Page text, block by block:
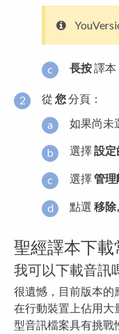
長按譯本
從 您分頁：
如果尚未
選擇設
選擇管理
點選 移除
聖經譯本下載
我可以下載音訊
很遺憾，目前版本的
在行動裝置上佔用大
型音訊檔案具有挑戰